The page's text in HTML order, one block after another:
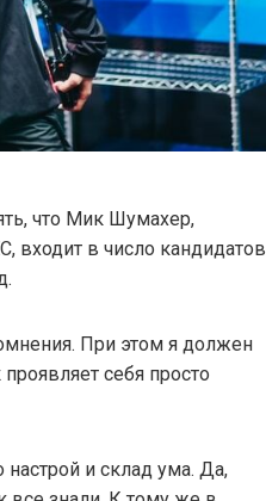
что Мик Шумахер,
входит в число кандидатов
При этом я должен
себя просто
настрой и склад ума. Да,